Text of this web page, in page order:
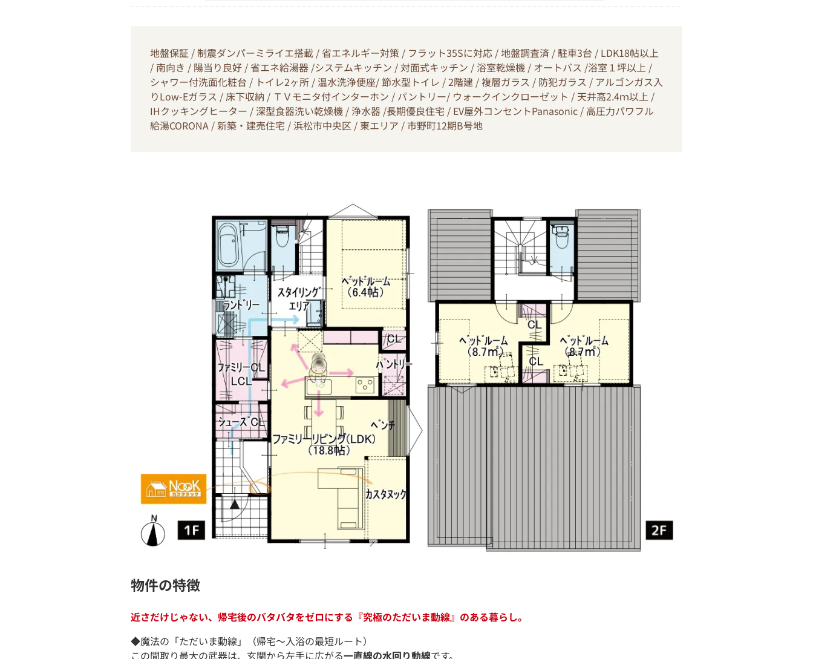
地盤保証 / 制震ダンパーミライエ搭載 / 省エネルギー対策 / フラット35Sに対応 / 地盤調査済 / 駐車3台 / LDK18帖以上
/ 南向き / 陽当り良好 / 省エネ給湯器 /システムキッチン / 対面式キッチン / 浴室乾燥機 / オートバス /浴室１坪以上 /
シャワー付洗面化粧台 / トイレ2ヶ所 / 温水洗浄便座/ 節水型トイレ / 2階建 / 複層ガラス / 防犯ガラス / アルゴンガス入
りLow-Eガラス / 床下収納 / ＴＶモニタ付インターホン / パントリー/ ウォークインクローゼット / 天井高2.4ｍ以上 /
IHクッキングヒーター / 深型食器洗い乾燥機 / 浄水器 /長期優良住宅 / EV屋外コンセントPanasonic / 高圧力パワフル
給湯CORONA / 新築・建売住宅 / 浜松市中央区 / 東エリア / 市野町12期B号地
物件の特徴
近さだけじゃない、帰宅後のバタバタをゼロにする『究極のただいま動線』のある暮らし。
◆魔法の「ただいま動線」（帰宅〜入浴の最短ルート）
この間取り最大の武器は、玄関から左手に広がる一直線の水回り動線です。